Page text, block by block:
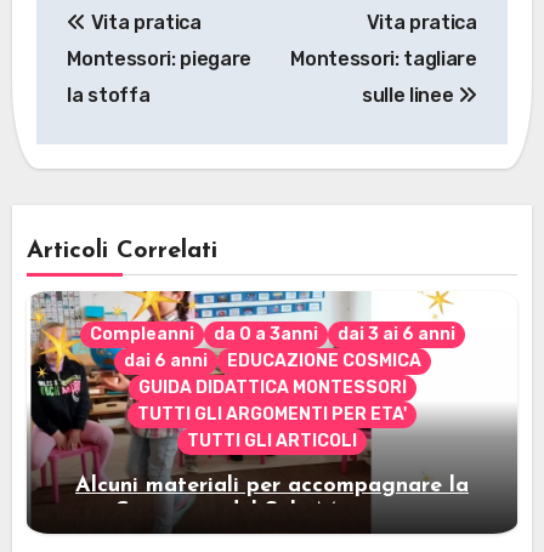
articoli
Vita pratica
Montessori: piegare
la stoffa
Vita pratica
Montessori: tagliare
sulle linee
Articoli Correlati
Compleanni da 0 a 3anni
dai 3 ai 6 anni
dai 6 anni
EDUCAZIONE COSMICA
GUIDA DIDATTICA MONTESSORI
TUTTI GLI ARGOMENTI PER ETA'
TUTTI GLI ARTICOLI
Alcuni materiali per accompagnare la
Cerimonia del Sole Montessori